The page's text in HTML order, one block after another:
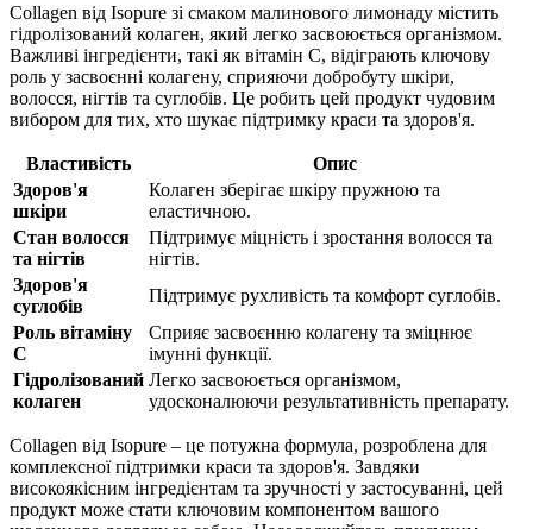
Collagen від Isopure зі смаком малинового лимонаду містить
гідролізований колаген, який легко засвоюється організмом.
Важливі інгредієнти, такі як вітамін C, відіграють ключову
роль у засвоєнні колагену, сприяючи добробуту шкіри,
волосся, нігтів та суглобів. Це робить цей продукт чудовим
вибором для тих, хто шукає підтримку краси та здоров'я.
Властивість
Опис
Здоров'я
шкіри
Колаген зберігає шкіру пружною та
еластичною.
Стан волосся
та нігтів
Підтримує міцність і зростання волосся та
нігтів.
Здоров'я
суглобів
Підтримує рухливість та комфорт суглобів.
Роль вітаміну
C
Сприяє засвоєнню колагену та зміцнює
імунні функції.
Гідролізований
колаген
Легко засвоюється організмом,
удосконалюючи результативність препарату.
Collagen від Isopure – це потужна формула, розроблена для
комплексної підтримки краси та здоров'я. Завдяки
високоякісним інгредієнтам та зручності у застосуванні, цей
продукт може стати ключовим компонентом вашого